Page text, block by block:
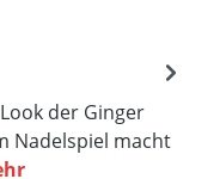
der Ginger
Nadelspiel macht